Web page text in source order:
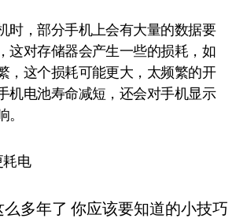
时，部分手机上会有大量的数据要
这对存储器会产生一些的损耗，如
，这个损耗可能更大，太频繁的开
机电池寿命减短，还会对手机显示
电